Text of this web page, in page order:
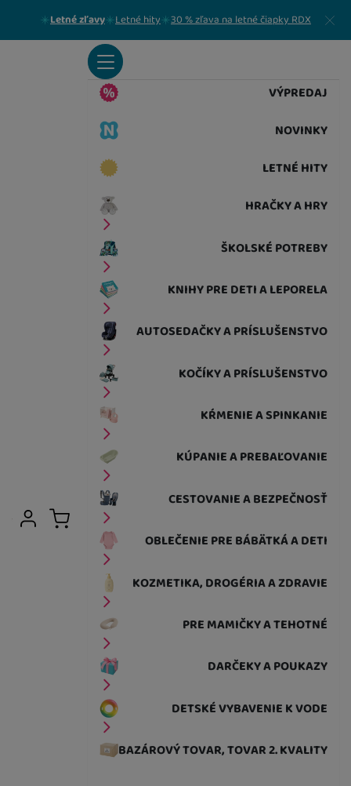
Letné zľavy Letné hity 30 % zľava na letné čiapky RDX Zavrieť
VÝPREDAJ
NOVINKY
LETNÉ HITY
HRAČKY A HRY
ŠKOLSKÉ POTREBY
KNIHY PRE DETI A LEPORELA
AUTOSEDAČKY A PRÍSLUŠENSTVO
KOČÍKY A PRÍSLUŠENSTVO
KŔMENIE A SPINKANIE
KÚPANIE A PREBAĽOVANIE
CESTOVANIE A BEZPEČNOSŤ
OBLEČENIE PRE BÁBÄTKÁ A DETI
KOZMETIKA, DROGÉRIA A ZDRAVIE
PRE MAMIČKY A TEHOTNÉ
DARČEKY A POUKAZY
DETSKÉ VYBAVENIE K VODE
BAZÁROVÝ TOVAR, TOVAR 2. KVALITY
Užívateľská sekcia
Prihlásiť sa
Košík